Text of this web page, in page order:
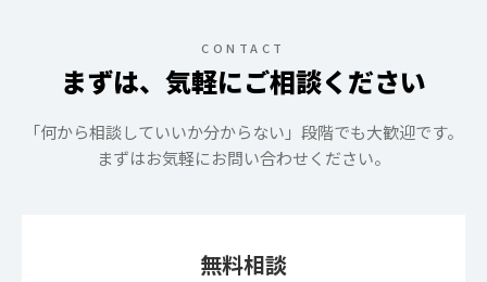
CONTACT
まずは、気軽にご相談ください
「何から相談していいか分からない」段階でも大歓迎です。
まずはお気軽にお問い合わせください。
無料相談